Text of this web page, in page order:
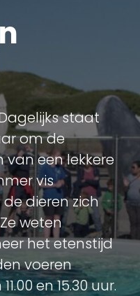
staat
om de
van een lekkere
vis
dieren zich
weten
het etenstijd
voeren
en 15.30 uur.